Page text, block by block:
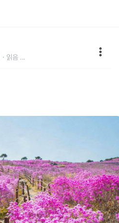
읽음 ...